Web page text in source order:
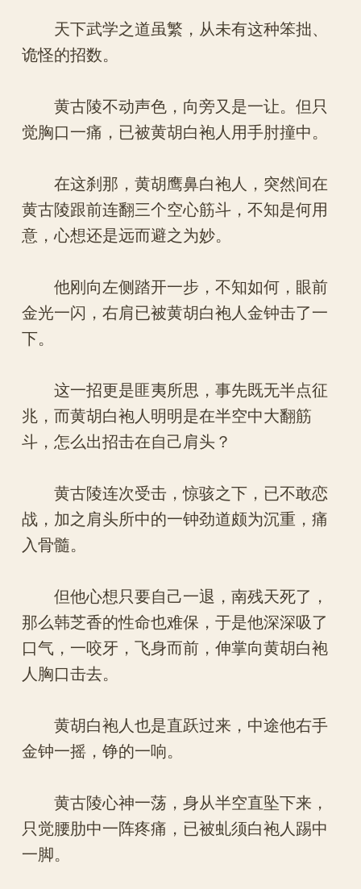
天下武学之道虽繁，从未有这种笨拙、
诡怪的招数。
黄古陵不动声色，向旁又是一让。但只
觉胸口一痛，已被黄胡白袍人用手肘撞中。
在这刹那，黄胡鹰鼻白袍人，突然间在
黄古陵跟前连翻三个空心筋斗，不知是何用
意，心想还是远而避之为妙。
他刚向左侧踏开一步，不知如何，眼前
金光一闪，右肩已被黄胡白袍人金钟击了一
下。
这一招更是匪夷所思，事先既无半点征
兆，而黄胡白袍人明明是在半空中大翻筋
斗，怎么出招击在自己肩头？
黄古陵连次受击，惊骇之下，已不敢恋
战，加之肩头所中的一钟劲道颇为沉重，痛
入骨髓。
但他心想只要自己一退，南残天死了，
那么韩芝香的性命也难保，于是他深深吸了
口气，一咬牙，飞身而前，伸掌向黄胡白袍
人胸口击去。
黄胡白袍人也是直跃过来，中途他右手
金钟一摇，铮的一响。
黄古陵心神一荡，身从半空直坠下来，
只觉腰肋中一阵疼痛，已被虬须白袍人踢中
一脚。